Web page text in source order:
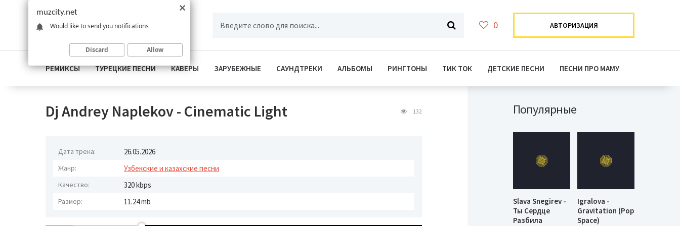
0 АВТОРИЗАЦИЯ
РЕМИКСЫ ТУРЕЦКИЕ ПЕСНИ КАВЕРЫ ЗАРУБЕЖНЫЕ САУНДТРЕКИ АЛЬБОМЫ РИНГТОНЫ ТИК ТОК ДЕТСКИЕ ПЕСНИ ПЕСНИ ПРО МАМУ
Dj Andrey Naplekov - Cinematic Light 132
Дата трека: 26.05.2026
Жанр: Узбекские и казахские песни
Качество: 320 kbps
Размер: 11.24 mb
Популярные
Slava Snegirev -
Ты Сердце
Разбила
Igralova -
Gravitation (Pop
Space)
muzcity.net
Would like to send you notifications
Discard Allow